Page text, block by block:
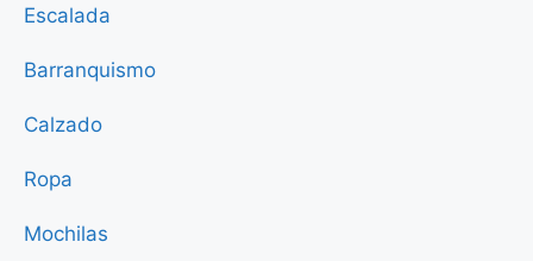
Escalada
Barranquismo
Calzado
Ropa
Mochilas